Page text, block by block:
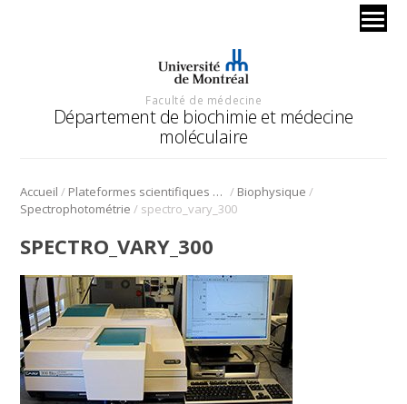
Faculté de médecine
Département de biochimie et médecine
moléculaire
Accueil / Plateformes scientifiques BMM / Biophysique /
Spectrophotométrie / spectro_vary_300
SPECTRO_VARY_300